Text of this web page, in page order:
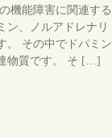
機能障害に関連する
ン、ノルアドレナリ
。 その中でドパミン
物質です。 そ […]